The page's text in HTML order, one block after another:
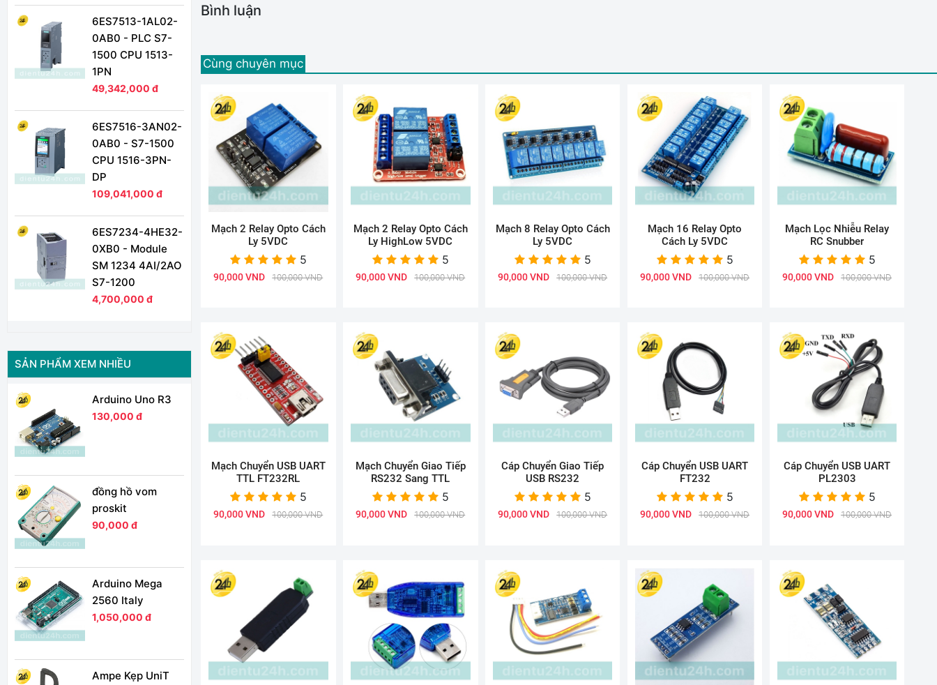
Bình luận
Cùng chuyên mục
Mạch 2 Relay Opto Cách
Ly 5VDC
5
90,000 VND 100,000 VND
Mạch 2 Relay Opto Cách
Ly HighLow 5VDC
5
90,000 VND 100,000 VND
Mạch 8 Relay Opto Cách
Ly 5VDC
5
90,000 VND 100,000 VND
Mạch 16 Relay Opto
Cách Ly 5VDC
5
90,000 VND 100,000 VND
Mạch Lọc Nhiễu Relay
RC Snubber
5
90,000 VND 100,000 VND
Mạch Chuyển USB UART
TTL FT232RL
5
90,000 VND 100,000 VND
Mạch Chuyển Giao Tiếp
RS232 Sang TTL
5
90,000 VND 100,000 VND
Cáp Chuyển Giao Tiếp
USB RS232
5
90,000 VND 100,000 VND
Cáp Chuyển USB UART
FT232
5
90,000 VND 100,000 VND
Cáp Chuyển USB UART
PL2303
5
90,000 VND 100,000 VND
6ES7513-1AL02-
0AB0 - PLC S7-
1500 CPU 1513-
1PN
49,342,000 đ
6ES7516-3AN02-
0AB0 - S7-1500
CPU 1516-3PN-
DP
109,041,000 đ
6ES7234-4HE32-
0XB0 - Module
SM 1234 4AI/2AO
S7-1200
4,700,000 đ
SẢN PHẨM XEM NHIỀU
Arduino Uno R3
130,000 đ
đồng hồ vom
proskit
90,000 đ
Arduino Mega
2560 Italy
1,050,000 đ
Ampe Kẹp UniT